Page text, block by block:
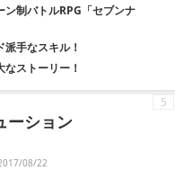
制バトルRPG「セブンナ
手なスキル！
ストーリー！
ーション
08/22
5